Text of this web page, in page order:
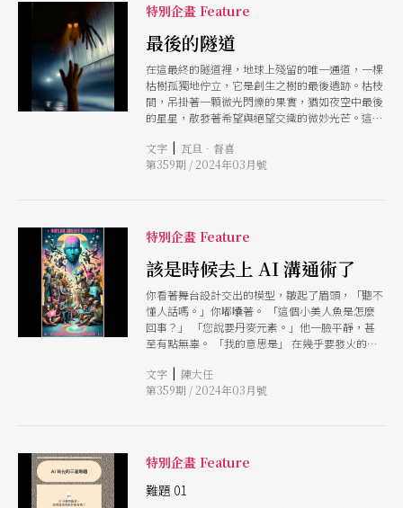
特別企畫 Feature
最後的隧道
在這最終的隧道裡，地球上殘留的唯一通道，一棵
枯樹孤獨地佇立，它是創生之樹的最後遺跡。枯枝
間，吊掛著一顆微光閃爍的果實，猶如夜空中最後
的星星，散發著希望與絕望交織的微妙光芒。這裡
有對自由的無限渴望。我站在這隧道的入口，目光
凝聚在這棵樹上，心中充滿了渴望去相信，那閃耀
未知與不確定性。沿著這條路徑前行，景觀永遠一
成不變，右側是被輻射磨礪過的整齊小石，左側則
是隧道牆面上模糊可辨的裂紋。隧道內的光線變化
多端，從黃昏轉為黎明，再從曙光滑入夜色，如此
循環不息。隧道輕微地彎曲著，彷彿被遺忘的歲月
所覆蓋，然而歷史總會在某一刻重現。在遙遠的未
來，我或許會再次踏上這條路，屆時，那棵孤獨的
樹仍將矗立於此。 當我在這隧道中踏出一步，回
動作。這個世界變得如此狹小，每一次我移動的時
候，都能激起清晰的回音。然而，真正的寂靜並不
由毒素帶來的死寂。此時，我的頭髮開始變形，逐
漸成為尖銳、彎曲的利刃。在這變化之際，我用銳
利而堅定的目光凝視前方，不禁在內心深處自問：
文字 | 瓦旦．督喜
第359期 / 2024年03月號
特別企畫 Feature
該是時候去上 AI 溝通術了
你看著舞台設計交出的模型，皺起了眉頭，「聽不
懂人話嗎。」你嘟囔著。 「這個小美人魚是怎麼
回事？」 「您說要丹麥元素。」他一臉平靜，甚
至有點無辜。 「我的意思是」 在幾乎要發火的那
無補，只好冷靜下來檢視過往的對話，試圖找出到
底是哪個環節出了錯，以至於「他」的想像跟你天
會寫好劇本、設計舞台燈光服裝、甚至排好基本的
動作跟走位，再來是無止盡的溝通，修正，溝通，
最後一切在 3D 投影的迷你舞台上呈現喔，演員還
文字 | 陳大任
第359期 / 2024年03月號
特別企畫 Feature
難題 01